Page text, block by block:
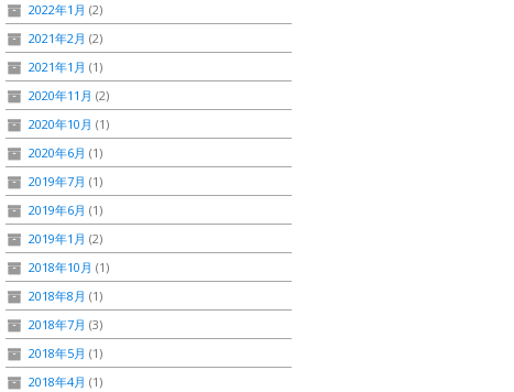
2022年1月 (2)
2021年2月 (2)
2021年1月 (1)
2020年11月 (2)
2020年10月 (1)
2020年6月 (1)
2019年7月 (1)
2019年6月 (1)
2019年1月 (2)
2018年10月 (1)
2018年8月 (1)
2018年7月 (3)
2018年5月 (1)
2018年4月 (1)